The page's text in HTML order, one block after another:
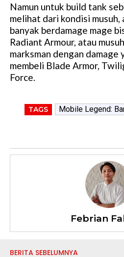
Namun untuk build tank
melihat dari kondisi musuh,
banyak berdamage mage
Radiant Armour, atau
marksman dengan damage
membeli Blade Armor,
Force.
TAGS Mobile Legend:
Febrian
BERITA SEBELUMNYA